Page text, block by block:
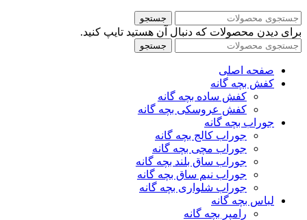
جستجو
برای دیدن محصولات که دنبال آن هستید تایپ کنید.
جستجو
صفحه اصلی
کفش بچه گانه
کفش ساده بچه گانه
کفش عروسکی بچه گانه
جوراب بچه گانه
جوراب کالج بچه گانه
جوراب مچی بچه گانه
جوراب ساق بلند بچه گانه
جوراب نیم ساق بچه گانه
جوراب شلواری بچه گانه
لباس بچه گانه
رامپر بچه گانه